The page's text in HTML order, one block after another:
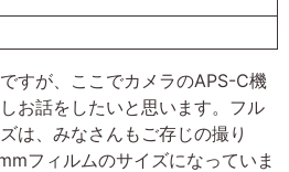
すが、ここでカメラのAPS-C機
お話をしたいと思います。フル
は、みなさんもご存じの撮り
フィルムのサイズになっていま